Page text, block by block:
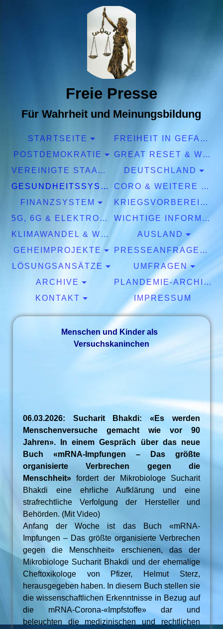
Freie Presse
Für Wahrheit und Meinungsbildung
STARTSEITE
FREIHEIT IN GEFAHR
POSTDEMOKRATIE
GREAT RESET & WEF
VEREINIGTE STAATEN EUROPA
DEUTSCHLAND
GESUNDHEITSSYSTEM
CORO & WEITERE PANDEMIEN
FINANZSYSTEM
KRIEGSVORBEREITUNGEN
5G, 6G & ELEKTROSMOG
WICHTIGE INFORMATIONEN
KLIMAWANDEL & WETTER
AUSLAND
GEHEIMPROJEKTE
PRESSEANFRAGEN & EXPERTISEN
LÖSUNGSANSÄTZE
UMFRAGEN
ARCHIVE
PLANDEMIE-ARCHIV
KONTAKT
IMPRESSUM
Menschen und Kinder als
Versuchskaninchen
06.03.2026: Sucharit Bhakdi: «Es werden
Menschenversuche gemacht wie vor 90
Jahren». In einem Gespräch über das neue
Buch «mRNA-Impfungen – Das größte
organisierte Verbrechen gegen die
Menschheit» fordert der Mikrobiologe Sucharit
Bhakdi eine ehrliche Aufklärung und eine
strafrechtliche Verfolgung der Hersteller und
Behörden. (Mit Video)
Anfang der Woche ist das Buch «mRNA-
Impfungen – Das größte organisierte Verbrechen
gegen die Menschheit» erschienen, das der
Mikrobiologe Sucharit Bhakdi und der ehemalige
Cheftoxikologe von Pfizer, Helmut Sterz,
herausgegeben haben. In diesem Buch stellen sie
die wissenschaftlichen Erkenntnisse in Bezug auf
die mRNA-Corona-«Impfstoffe» dar und
beleuchten die medizinischen und rechtlichen